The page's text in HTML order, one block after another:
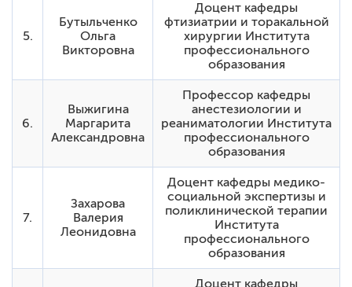
5.
Бутыльченко
Ольга
Викторовна
Доцент кафедры
фтизиатрии и торакальной
хирургии Института
профессионального
образования
6.
Выжигина
Маргарита
Александровна
Профессор кафедры
анестезиологии и
реаниматологии Института
профессионального
образования
7.
Захарова
Валерия
Леонидовна
Доцент кафедры медико-
социальной экспертизы и
поликлинической терапии
Института
профессионального
образования
Доцент кафедры